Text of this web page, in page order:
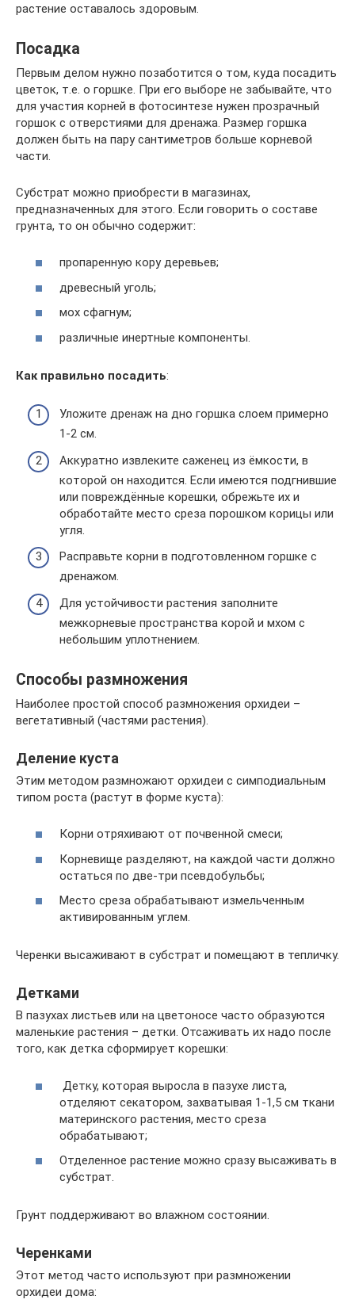
растение оставалось здоровым.
Посадка
Первым делом нужно позаботится о том, куда посадить
цветок, т.е. о горшке. При его выборе не забывайте, что
для участия корней в фотосинтезе нужен прозрачный
горшок с отверстиями для дренажа. Размер горшка
должен быть на пару сантиметров больше корневой
части.
Субстрат можно приобрести в магазинах,
предназначенных для этого. Если говорить о составе
грунта, то он обычно содержит:
пропаренную кору деревьев;
древесный уголь;
мох сфагнум;
различные инертные компоненты.
Как правильно посадить:
Уложите дренаж на дно горшка слоем примерно
1-2 см.
Аккуратно извлеките саженец из ёмкости, в
которой он находится. Если имеются подгнившие
или повреждённые корешки, обрежьте их и
обработайте место среза порошком корицы или
угля.
Расправьте корни в подготовленном горшке с
дренажом.
Для устойчивости растения заполните
межкорневые пространства корой и мхом с
небольшим уплотнением.
Способы размножения
Наиболее простой способ размножения орхидеи –
вегетативный (частями растения).
Деление куста
Этим методом размножают орхидеи с симподиальным
типом роста (растут в форме куста):
Корни отряхивают от почвенной смеси;
Корневище разделяют, на каждой части должно
остаться по две-три псевдобульбы;
Место среза обрабатывают измельченным
активированным углем.
Черенки высаживают в субстрат и помещают в тепличку.
Детками
В пазухах листьев или на цветоносе часто образуются
маленькие растения – детки. Отсаживать их надо после
того, как детка сформирует корешки:
Детку, которая выросла в пазухе листа,
отделяют секатором, захватывая 1-1,5 см ткани
материнского растения, место среза
обрабатывают;
Отделенное растение можно сразу высаживать в
субстрат.
Грунт поддерживают во влажном состоянии.
Черенками
Этот метод часто используют при размножении
орхидеи дома: